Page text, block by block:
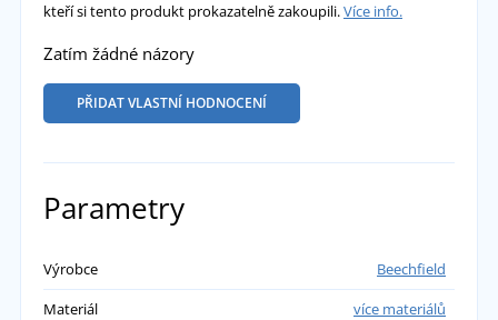
kteří si tento produkt prokazatelně zakoupili.Více info.
Zatím žádné názory
PŘIDAT VLASTNÍ HODNOCENÍ
Parametry
Výrobce
Beechfield
Materiál
více materiálů